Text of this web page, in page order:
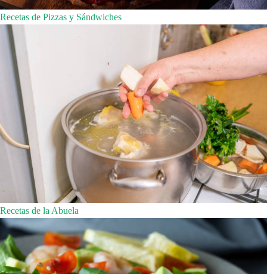
Recetas de Pizzas y Sándwiches
Recetas de la Abuela